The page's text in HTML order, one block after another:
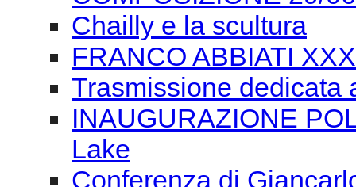
Lake
Conferenza di
Premiazione dei
"Indicibili (In)canti" 03/
RASSEGNA
musiche 2/06 sera